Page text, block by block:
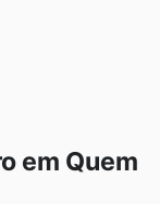
em Quem